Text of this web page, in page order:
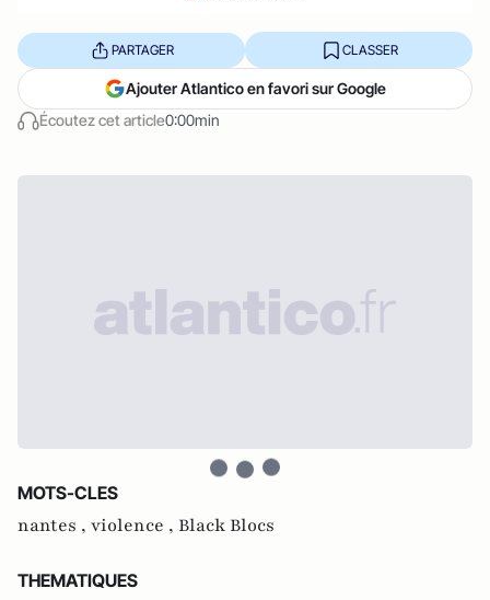
Écoutez cet article0:00min
PARTAGER CLASSER
Ajouter Atlantico en favori sur Google
MOTS-CLES
nantes , violence , Black Blocs
THEMATIQUES